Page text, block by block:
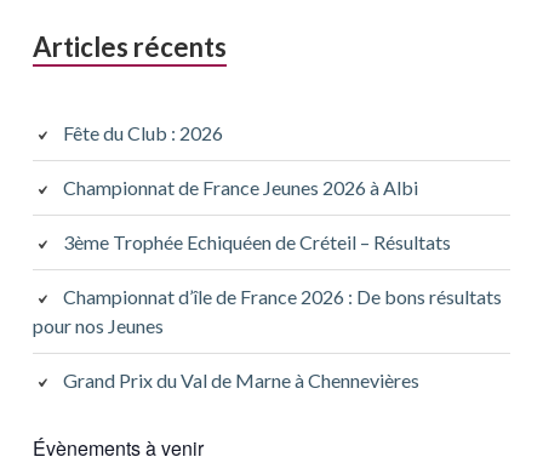
Articles récents
Fête du Club : 2026
Championnat de France Jeunes 2026 à Albi
3ème Trophée Echiquéen de Créteil – Résultats
Championnat d’île de France 2026 : De bons résultats
pour nos Jeunes
Grand Prix du Val de Marne à Chennevières
Évènements à venir